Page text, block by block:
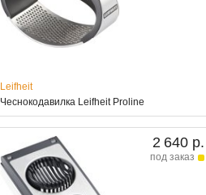
Leifheit
Чеснокодавилка Leifheit Proline
2 640 р.
под заказ